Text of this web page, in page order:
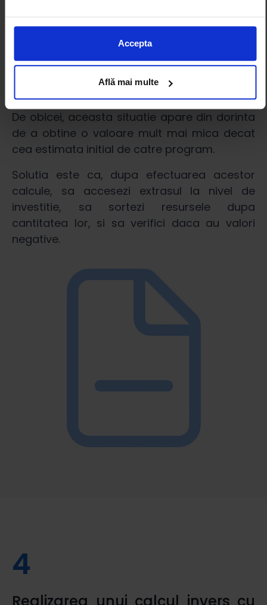
Accepta
Află mai multe
In urma folosirii intr-un mod necontrolat si
exploatabil a facilitatilor de calcul invers – din
programul de ofertare – se poate ajunge la
situatia in care cantitatile negative apar in
De obicei, aceasta situatie apare din dorinta
de a obtine o valoare mult mai mica decat
cea estimata initial de catre program.
Solutia este ca, dupa efectuarea acestor
calcule, sa accesezi extrasul la nivel de
investitie, sa sortezi resursele dupa
cantitatea lor, si sa verifici daca au valori
negative.
4